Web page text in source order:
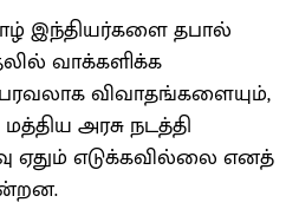
இந்தியர்களை தபால்
வாக்களிக்க
பரவலாக விவாதங்களையும்,
அரசு நடத்தி
ஏதும் எடுக்கவில்லை எனத்